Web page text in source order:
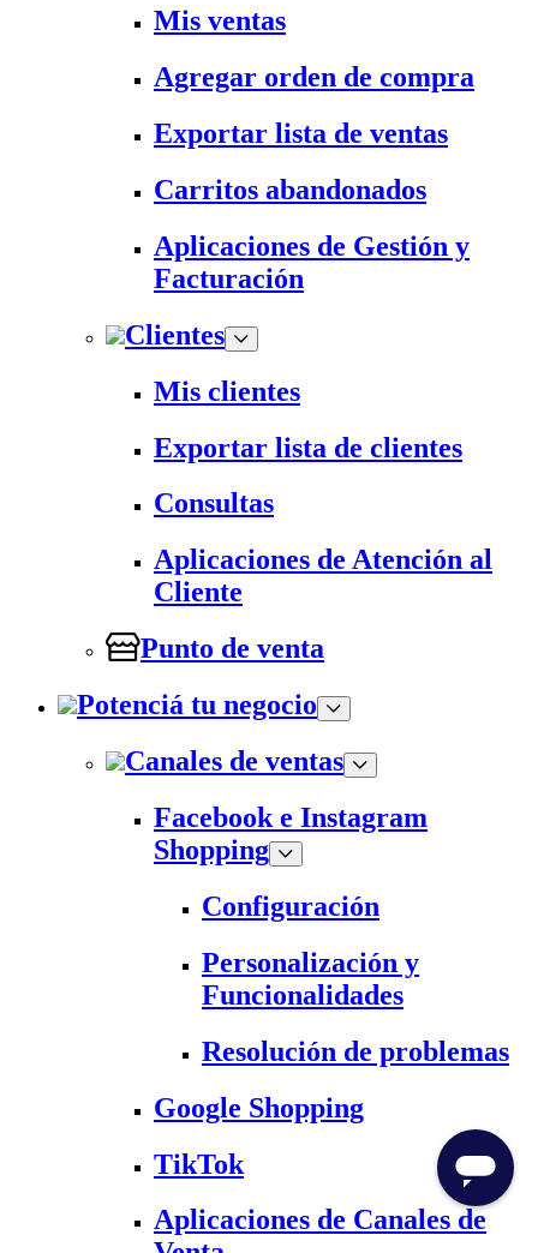
Mis ventas
Agregar orden de compra
Exportar lista de ventas
Carritos abandonados
Aplicaciones de Gestión y
Facturación
Clientes
Mis clientes
Exportar lista de clientes
Consultas
Aplicaciones de Atención al
Cliente
Punto de venta
Potenciá tu negocio
Canales de ventas
Facebook e Instagram
Shopping
Configuración
Personalización y
Funcionalidades
Resolución de problemas
Google Shopping
TikTok
Aplicaciones de Canales de